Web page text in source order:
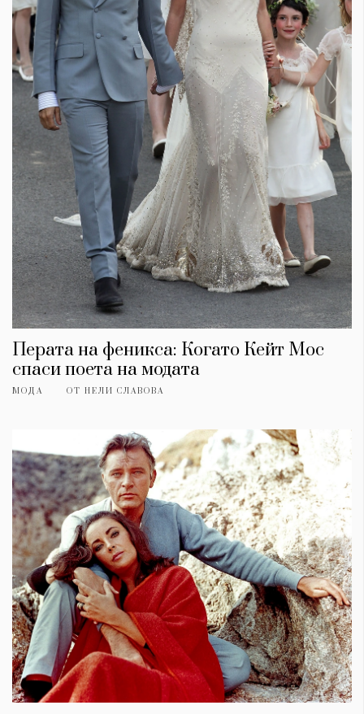
Перата на феникса: Когато Кейт Мос
спаси поета на модата
МОДА ОТ НЕЛИ СЛАВОВА